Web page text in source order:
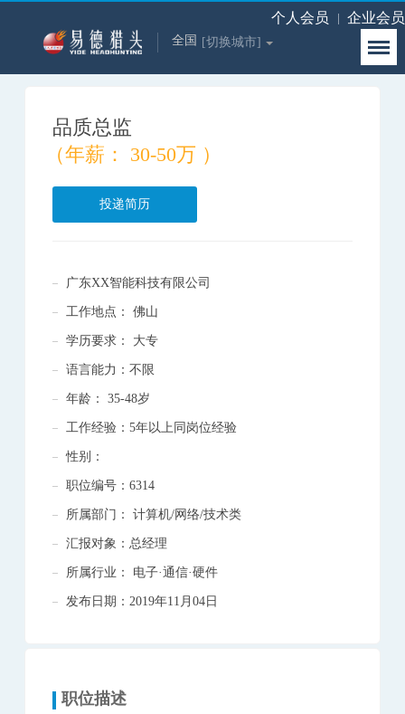
全国 [切换城市]
个人会员 企业会员
品质总监
（年薪： 30-50万 ）
投递简历
广东XX智能科技有限公司
工作地点： 佛山
学历要求： 大专
语言能力：不限
年龄： 35-48岁
工作经验：5年以上同岗位经验
性别：
职位编号：6314
所属部门： 计算机/网络/技术类
汇报对象：总经理
所属行业： 电子·通信·硬件
发布日期：2019年11月04日
职位描述